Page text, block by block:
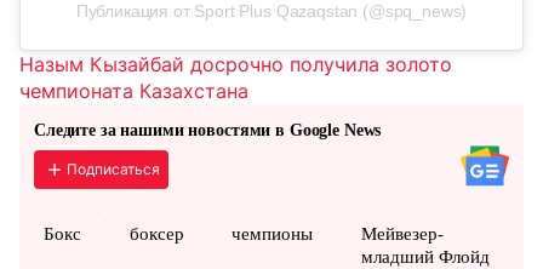
Публикация от Sport Plus Qazaqstan (@spq_news)
Назым Кызайбай досрочно получила золото
чемпионата Казахстана
Следите за нашими новостями в Google News
Подписаться
Бокс боксер чемпионы
Мейвезер-
младший Флойд